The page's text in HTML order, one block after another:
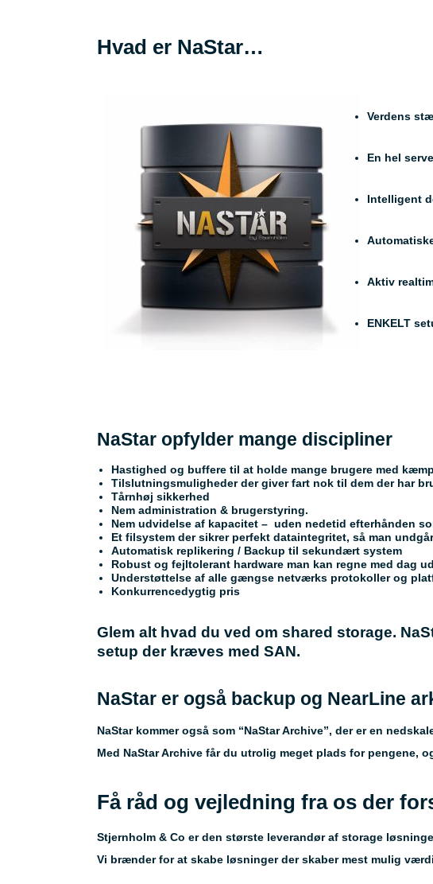
Hvad er NaStar…
Verdens
En hel
Intelligent
Aktiv
ENKELT
NaStar opfylder mange discipliner
Hastighed og buffere til at holde mange brugere med
Tilslutningsmuligheder der giver fart nok til dem der har
Tårnhøj sikkerhed
Nem administration & brugerstyring.
Nem udvidelse af kapacitet – uden nedetid efterhånden
Et filsystem der sikrer perfekt dataintegritet, så man
Automatisk replikering / Backup til sekundært system
Robust og fejltolerant hardware man kan regne med dag
Understøttelse af alle gængse netværks protokoller og
Konkurrencedygtig pris
Glem alt hvad du ved om shared storage.
setup der kræves med SAN.
NaStar er også backup og NearLine
NaStar kommer også som “NaStar Archive”, der er en
Med NaStar Archive får du utrolig meget plads for pengene,
Få råd og vejledning fra os der
Stjernholm & Co er den største leverandør af storage
Vi brænder for at skabe løsninger der skaber mest mulig